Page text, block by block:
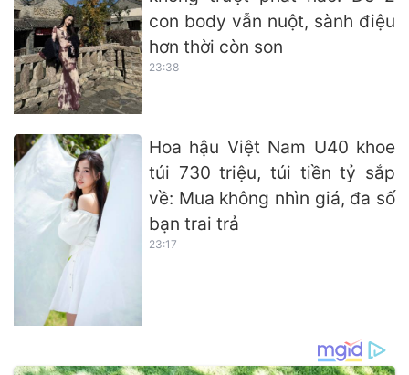
con body vẫn nuột, sành điệu
hơn thời còn son
23:38
Hoa hậu Việt Nam U40 khoe
túi 730 triệu, túi tiền tỷ sắp
về: Mua không nhìn giá, đa số
bạn trai trả
23:17